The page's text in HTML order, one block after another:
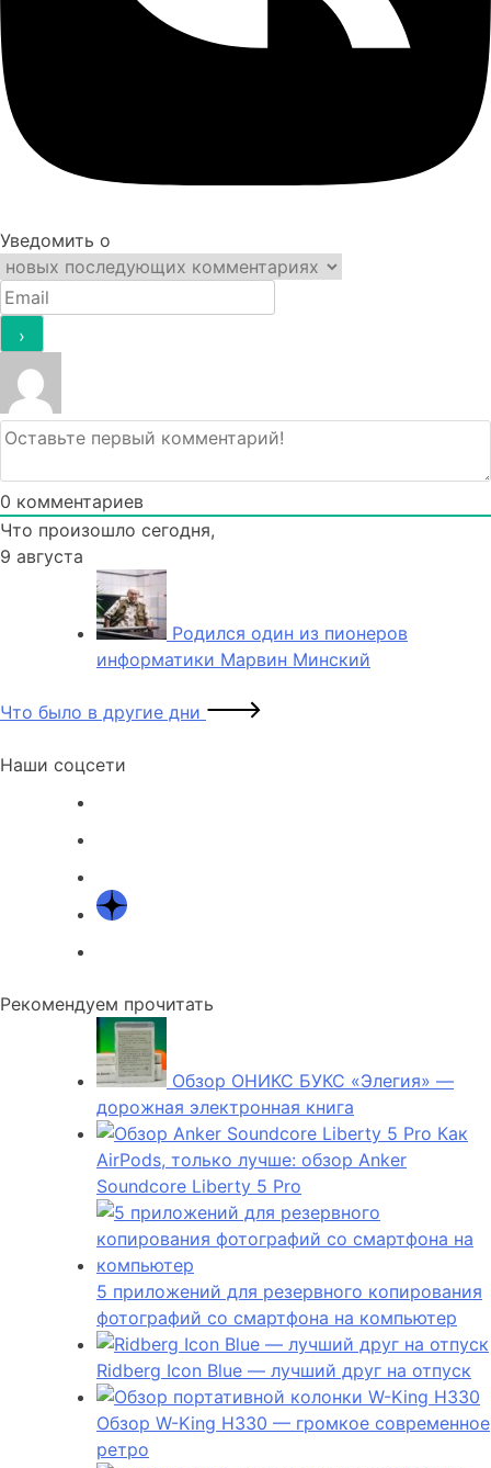
Уведомить о
0 комментариев
Что произошло сегодня,
9 августа
Родился один из пионеров
информатики Марвин Минский
Что было в другие дни
Наши соцсети
Рекомендуем прочитать
Обзор ОНИКС БУКС «Элегия» —
дорожная электронная книга
Как
AirPods, только лучше: обзор Anker
Soundcore Liberty 5 Pro
5 приложений для резервного копирования
фотографий со смартфона на компьютер
Ridberg Icon Blue — лучший друг на отпуск
Обзор W-King H330 — громкое современное
ретро